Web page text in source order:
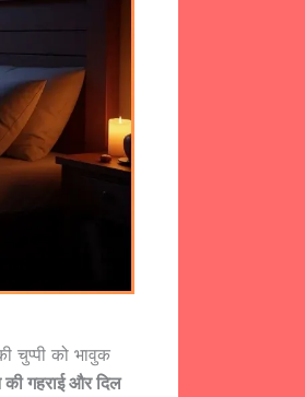
चुप्पी को भावुक
गहराई और दिल